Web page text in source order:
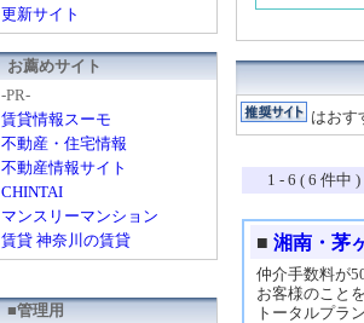
はおす
1 - 6 ( 6 件中
■ 湘南・茅
仲介手数料が
お客様のこと
トータルプラ
更新サイト
お薦めサイト
-PR-
賃貸情報スーモ
不動産・住宅情報
不動産情報サイト
CHINTAI
マンスリーマンション
賃貸 神奈川の賃貸
■管理用